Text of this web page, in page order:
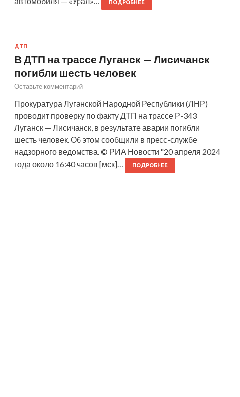
ПОДРОБНЕЕ
ДТП
В ДТП на трассе Луганск — Лисичанск
погибли шесть человек
Оставьте комментарий
Прокуратура Луганской Народной Республики (ЛНР)
проводит проверку по факту ДТП на трассе Р-343
Луганск — Лисичанск, в результате аварии погибли
шесть человек. Об этом сообщили в пресс-службе
надзорного ведомства. © РИА Новости "20 апреля 2024
года около 16:40 часов [мск]…
ПОДРОБНЕЕ